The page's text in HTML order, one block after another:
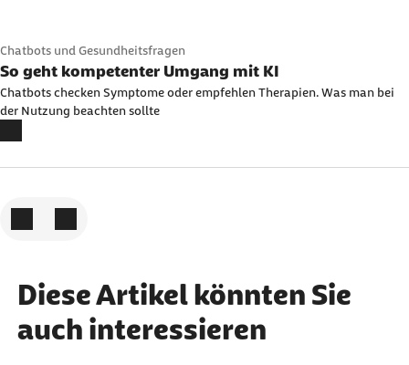
Karussell mit 10 Elementen
Element 1 von 10
Chatbots und Gesundheitsfragen
So geht kompetenter Umgang mit KI
Chatbots checken Symptome oder empfehlen Therapien. Was man bei
der Nutzung beachten sollte
Diese Artikel könnten Sie
auch interessieren